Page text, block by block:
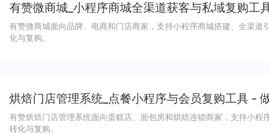
有赞微商城_小程序商城全渠道获客与私域复购工
有赞微商城面向品牌、电商和门店商家，支持小程序商城搭建、全渠
化与复购。
烘焙门店管理系统_点餐小程序与会员复购工具 -
有赞烘焙门店管理系统面向蛋糕店、面包房和烘焙连锁商家，支持小
转化与复购。